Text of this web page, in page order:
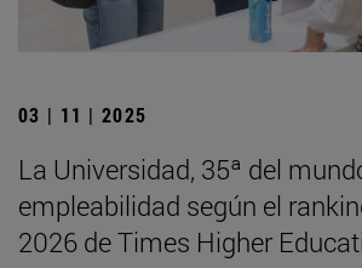
03 | 11 | 2025
La Universidad, 35ª del
empleabilidad según el
2026 de Times Higher